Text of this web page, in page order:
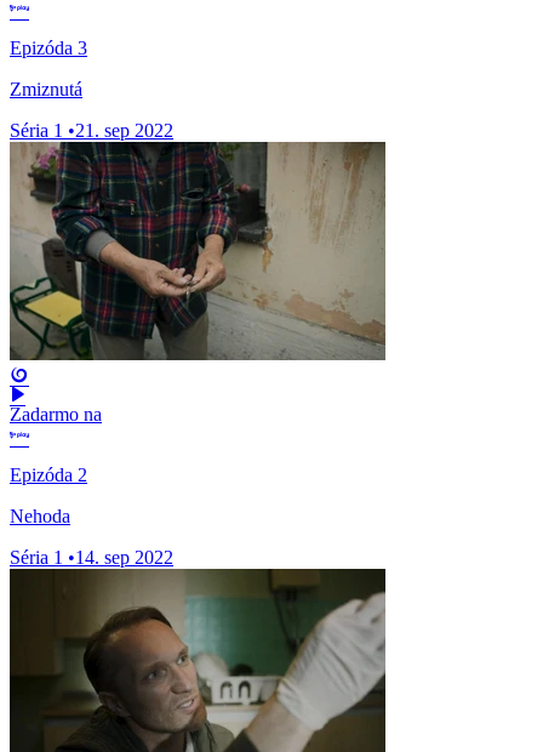
Epizóda 3
Zmiznutá
Séria 1 •21. sep 2022
Zadarmo na
Epizóda 2
Nehoda
Séria 1 •14. sep 2022